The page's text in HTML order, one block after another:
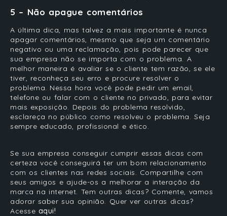
5 – Não apague comentários
A última dica, mas talvez a mais importante é nunca
apagar comentários, mesmo que seja um comentário
negativo ou uma reclamação, pois pode parecer que
sua empresa não se importa com o problema. A
melhor maneira é avaliar se o cliente tem razão, se ele
tiver, reconheça seu erro e procure resolver o
problema. Nessa hora você pode pedir um email,
telefone ou falar com o cliente no privado, para evitar
mais exposição. Depois do problema resolvido,
esclareça no público como resolveu o problema. Seja
sempre educado, profissional e ético.
Se sua empresa conseguir cumprir essas dicas com
certeza você conseguirá ter um bom relacionamento
com os clientes nas redes sociais. Compartilhe com
seus amigos e ajude-os a melhorar a interação da
marca na internet. Tem outras dicas? Comente, vamos
adorar saber sua opinião. Quer ver outras dicas?
Acesse aqui!